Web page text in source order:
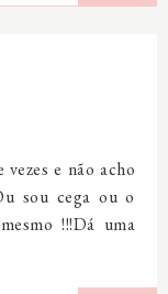
e não acho
sou cega ou o
!!!Dá uma